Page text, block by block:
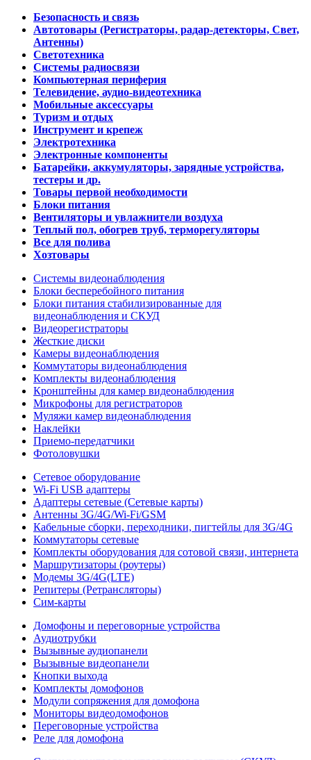
Безопасность и связь
Автотовары (Регистраторы, радар-детекторы, Свет,
Антенны)
Светотехника
Системы радиосвязи
Компьютерная периферия
Телевидение, аудио-видеотехника
Мобильные аксессуары
Туризм и отдых
Инструмент и крепеж
Электротехника
Электронные компоненты
Батарейки, аккумуляторы, зарядные устройства,
тестеры и др.
Товары первой необходимости
Блоки питания
Вентиляторы и увлажнители воздуха
Теплый пол, обогрев труб, терморегуляторы
Все для полива
Хозтовары
Системы видеонаблюдения
Блоки бесперебойного питания
Блоки питания стабилизированные для
видеонаблюдения и СКУД
Видеорегистраторы
Жесткие диски
Камеры видеонаблюдения
Коммутаторы видеонаблюдения
Комплекты видеонаблюдения
Кронштейны для камер видеонаблюдения
Микрофоны для регистраторов
Муляжи камер видеонаблюдения
Наклейки
Приемо-передатчики
Фотоловушки
Сетевое оборудование
Wi-Fi USB адаптеры
Адаптеры сетевые (Сетевые карты)
Антенны 3G/4G/Wi-Fi/GSM
Кабельные сборки, переходники, пигтейлы для 3G/4G
Коммутаторы сетевые
Комплекты оборудования для сотовой связи, интернета
Маршрутизаторы (роутеры)
Модемы 3G/4G(LTE)
Репитеры (Ретрансляторы)
Сим-карты
Домофоны и переговорные устройства
Аудиотрубки
Вызывные аудиопанели
Вызывные видеопанели
Кнопки выхода
Комплекты домофонов
Модули сопряжения для домофона
Мониторы видеодомофонов
Переговорные устройства
Реле для домофона